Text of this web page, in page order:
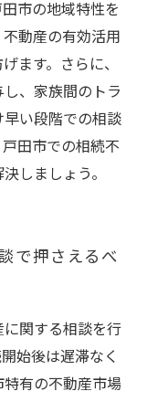
市の地域特性を
動産の有効活用
ます。さらに、
、家族間のトラ
い段階での相談
田市での相続不
しましょう。
で押さえるべ
関する相談を行
始後は遅滞なく
有の不動産市場